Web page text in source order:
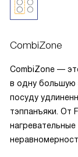
CombiZone
CombiZone —
в одну большую
посуду
тэппанъяки. От